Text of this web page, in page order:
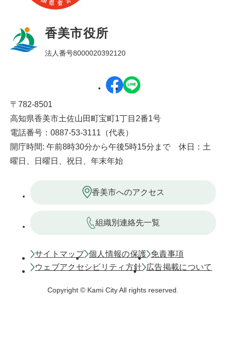
香美市役所
法人番号8000020392120
〒782-8501
高知県香美市土佐山田町宝町1丁目2番1号
電話番号：0887-53-3111（代表）
開庁時間: 午前8時30分から午後5時15分まで 休日：土
曜日、日曜日、祝日、年末年始
香美市へのアクセス
組織別連絡先一覧
サイトマップ 個人情報の保護 免責事項
ウェブアクセシビリティ方針
広告掲載について
Copyright © Kami City All rights reserved.